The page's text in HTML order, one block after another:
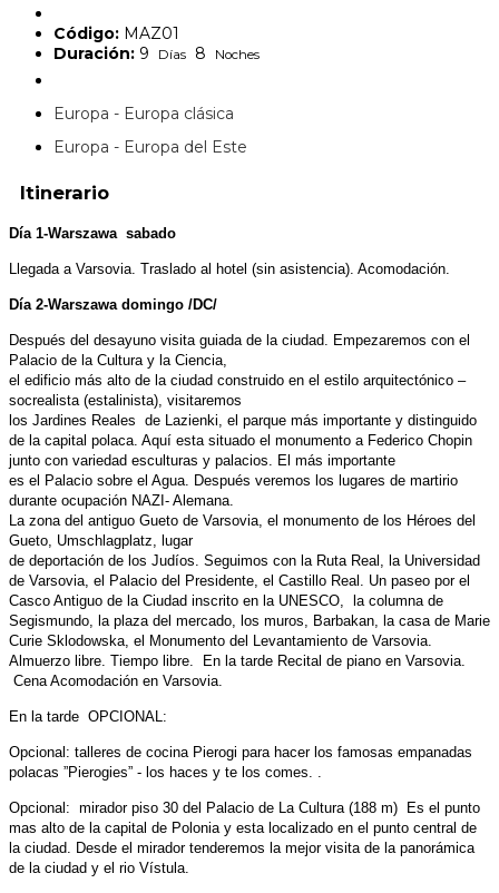
Código: MAZ01
Duración: 9 Días 8 Noches
Europa - Europa clásica
Europa - Europa del Este
Itinerario
Día 1-Warszawa sabado
Llegada a Varsovia. Traslado al hotel (sin asistencia). Acomodación.
Día 2-Warszawa domingo /DC/
Después del desayuno visita guiada de la ciudad. Empezaremos con el
Palacio de la Cultura y la Ciencia,
el edificio más alto de la ciudad construido en el estilo arquitectónico –
socrealista (estalinista), visitaremos
los Jardines Reales de Lazienki, el parque más importante y distinguido
de la capital polaca. Aquí esta situado el monumento a Federico Chopin
junto con variedad esculturas y palacios. El más importante
es el Palacio sobre el Agua. Después veremos los lugares de martirio
durante ocupación NAZI- Alemana.
La zona del antiguo Gueto de Varsovia, el monumento de los Héroes del
Gueto, Umschlagplatz, lugar
de deportación de los Judíos. Seguimos con la Ruta Real, la Universidad
de Varsovia, el Palacio del Presidente, el Castillo Real. Un paseo por el
Casco Antiguo de la Ciudad inscrito en la UNESCO, la columna de
Segismundo, la plaza del mercado, los muros, Barbakan, la casa de Marie
Curie Sklodowska, el Monumento del Levantamiento de Varsovia.
Almuerzo libre. Tiempo libre. En la tarde Recital de piano en Varsovia.
Cena Acomodación en Varsovia.
En la tarde OPCIONAL:
Opcional: talleres de cocina Pierogi para hacer los famosas empanadas
polacas ”Pierogies” - los haces y te los comes. .
Opcional: mirador piso 30 del Palacio de La Cultura (188 m) Es el punto
mas alto de la capital de Polonia y esta localizado en el punto central de
la ciudad. Desde el mirador tenderemos la mejor visita de la panorámica
de la ciudad y el rio Vístula.